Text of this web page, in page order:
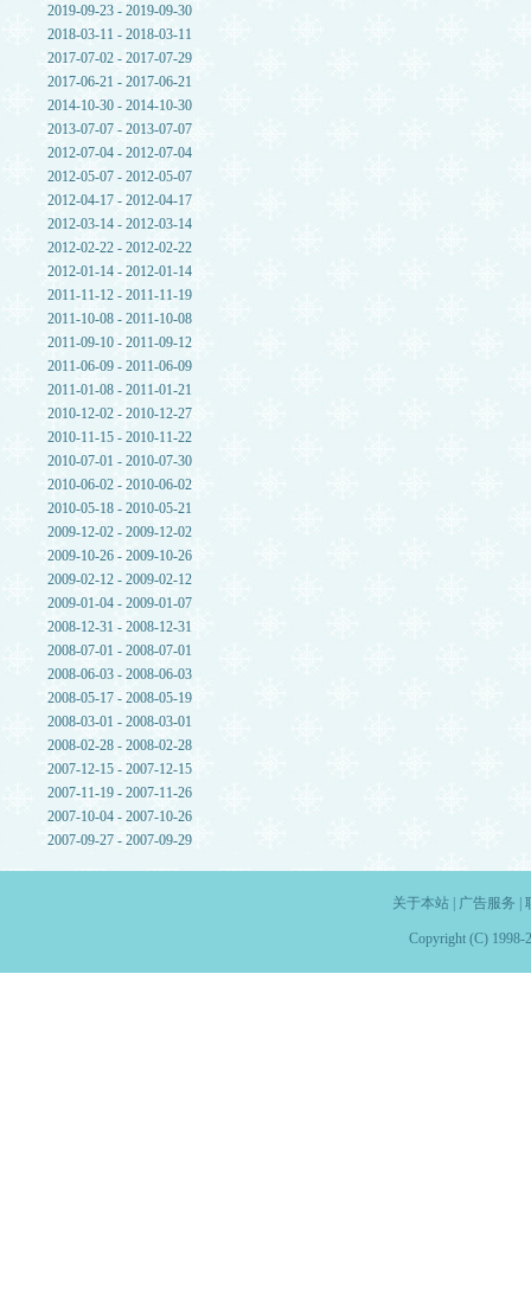
2019-09-23 - 2019-09-30
2018-03-11 - 2018-03-11
2017-07-02 - 2017-07-29
2017-06-21 - 2017-06-21
2014-10-30 - 2014-10-30
2013-07-07 - 2013-07-07
2012-07-04 - 2012-07-04
2012-05-07 - 2012-05-07
2012-04-17 - 2012-04-17
2012-03-14 - 2012-03-14
2012-02-22 - 2012-02-22
2012-01-14 - 2012-01-14
2011-11-12 - 2011-11-19
2011-10-08 - 2011-10-08
2011-09-10 - 2011-09-12
2011-06-09 - 2011-06-09
2011-01-08 - 2011-01-21
2010-12-02 - 2010-12-27
2010-11-15 - 2010-11-22
2010-07-01 - 2010-07-30
2010-06-02 - 2010-06-02
2010-05-18 - 2010-05-21
2009-12-02 - 2009-12-02
2009-10-26 - 2009-10-26
2009-02-12 - 2009-02-12
2009-01-04 - 2009-01-07
2008-12-31 - 2008-12-31
2008-07-01 - 2008-07-01
2008-06-03 - 2008-06-03
2008-05-17 - 2008-05-19
2008-03-01 - 2008-03-01
2008-02-28 - 2008-02-28
2007-12-15 - 2007-12-15
2007-11-19 - 2007-11-26
2007-10-04 - 2007-10-26
2007-09-27 - 2007-09-29
关于本站| 广告服务
Copyright (C) 1998-